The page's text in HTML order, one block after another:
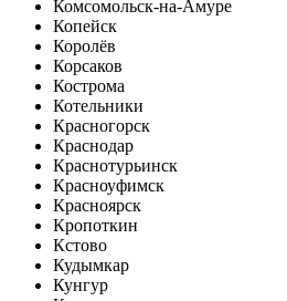
Комсомольск-на-Амуре
Копейск
Королёв
Корсаков
Кострома
Котельники
Красногорск
Краснодар
Краснотурьинск
Красноуфимск
Красноярск
Кропоткин
Кстово
Кудымкар
Кунгур